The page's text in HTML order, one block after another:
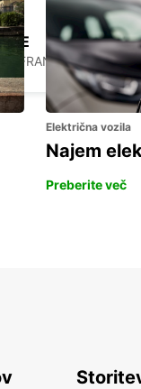
- FRANCE
Električna vozila
Najem
Preberite več